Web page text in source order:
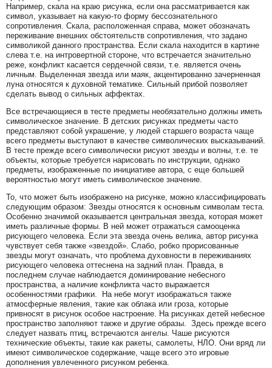
Например, скала на краю рисунка, если она рассматривается как
символ, указывает на какую-то форму бессознательного
сопротивления. Скала, расположенная справа, может обозначать
переживание внешних обстоятельств сопротивления, что задано
символикой данного пространства. Если скала находится в картине
слева т.е. на интровертной стороне, что встречается значительно
реже, конфликт касается сердечной связи, т.е. является очень
личным. Выделенная звезда или маяк, акцентированно зачерненная
луна относятся к духовной тематике. Сильный прибой позволяет
сделать вывод о сильных аффектах.
Все встречающиеся в тесте предметы необязательно должны иметь
символическое значение. В детских рисунках предметы часто
представляют собой украшение, у людей старшего возраста чаще
всего предметы выступают в качестве символических высказываний.
В тесте прежде всего символически рисуют звезды и волны, т.е. те
объекты, которые требуется нарисовать по инструкции, однако
предметы, изображенные по инициативе автора, с еще большей
вероятностью могут иметь символическое значение.
То, что может быть изображено на рисунке, можно классифицировать
следующим образом: Звезды относятся к основным символам теста.
Особенно значимой оказывается центральная звезда, которая может
иметь различные формы. В ней может отражаться самооценка
рисующего человека. Если эта звезда очень велика, автор рисунка
чувствует себя также «звездой». Слабо, робко прорисованные
звезды могут означать, что проблема духовности в переживаниях
рисующего человека оттеснена на задний план. Правда, в
последнем случае наблюдается доминирование небесного
пространства, а наличие конфликта часто выражается
особенностями графики. На небе могут изображаться также
атмосферные явления, такие как облака или гроза, которые
привносят в рисунок особое настроение. На рисунках детей небесное
пространство заполняют также и другие образы. Здесь прежде всего
следует назвать птиц, встречаются ангелы. Чаше рисуются
технические объекты, такие как ракеты, самолеты, НЛО. Они вряд ли
имеют символическое содержание, чаще всего это игровые
дополнения увлеченного рисунком ребенка.